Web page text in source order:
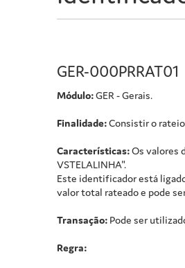
GER-000PRRAT01
Módulo:GER - Gerais.
Finalidade:Consistir o
Características:Os valores
VSTELALINHA".
Este identificador está
valor total rateado e pode
Transação: Pode ser
Regra: